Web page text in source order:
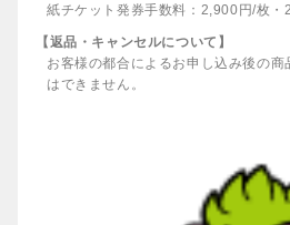
紙チケット発券手数料：2,900円/枚・
【返品・キャンセルについて】
お客様の都合によるお申し込み後の商
はできません。